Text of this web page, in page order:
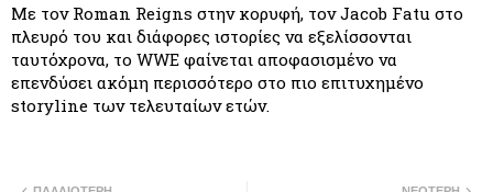
Με τον Roman Reigns στην κορυφή, τον Jacob Fatu στο
πλευρό του και διάφορες ιστορίες να εξελίσσονται
ταυτόχρονα, το WWE φαίνεται αποφασισμένο να
επενδύσει ακόμη περισσότερο στο πιο επιτυχημένο
storyline των τελευταίων ετών.